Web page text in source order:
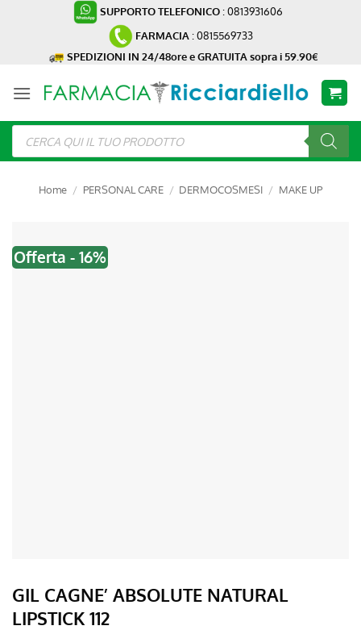
SUPPORTO TELEFONICO : 0813931606
FARMACIA : 0815569733
SPEDIZIONI IN 24/48ore e GRATUITA sopra i 59.90€
Ricerca
prodotti
Home / PERSONAL CARE / DERMOCOSMESI / MAKE UP
Offerta - 16%
GIL CAGNE’ ABSOLUTE NATURAL
LIPSTICK 112